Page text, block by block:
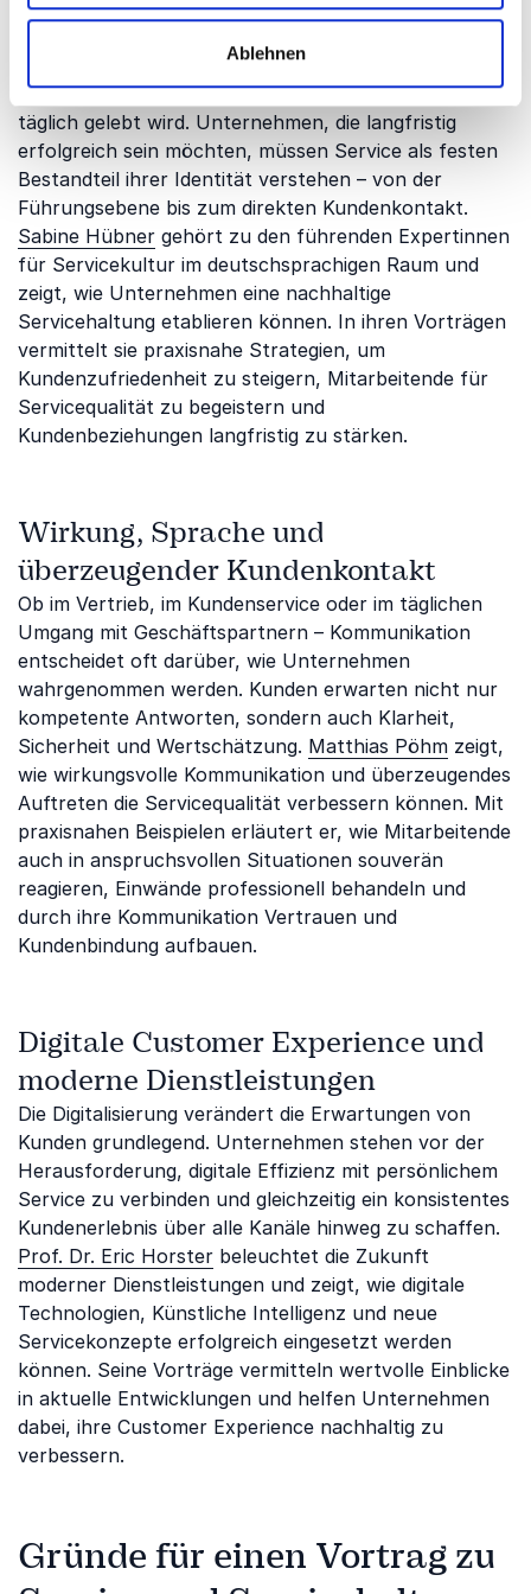
Ablehnen
Maßnahmen, sondern durch eine
Unternehmenskultur, in der Kundenorientierung
täglich gelebt wird. Unternehmen, die langfristig
erfolgreich sein möchten, müssen Service als festen
Bestandteil ihrer Identität verstehen – von der
Führungsebene bis zum direkten Kundenkontakt.
Sabine Hübner gehört zu den führenden Expertinnen
für Servicekultur im deutschsprachigen Raum und
zeigt, wie Unternehmen eine nachhaltige
Servicehaltung etablieren können. In ihren Vorträgen
vermittelt sie praxisnahe Strategien, um
Kundenzufriedenheit zu steigern, Mitarbeitende für
Servicequalität zu begeistern und
Kundenbeziehungen langfristig zu stärken.
Wirkung, Sprache und
überzeugender Kundenkontakt
Ob im Vertrieb, im Kundenservice oder im täglichen
Umgang mit Geschäftspartnern – Kommunikation
entscheidet oft darüber, wie Unternehmen
wahrgenommen werden. Kunden erwarten nicht nur
kompetente Antworten, sondern auch Klarheit,
Sicherheit und Wertschätzung. Matthias Pöhm zeigt,
wie wirkungsvolle Kommunikation und überzeugendes
Auftreten die Servicequalität verbessern können. Mit
praxisnahen Beispielen erläutert er, wie Mitarbeitende
auch in anspruchsvollen Situationen souverän
reagieren, Einwände professionell behandeln und
durch ihre Kommunikation Vertrauen und
Kundenbindung aufbauen.
Digitale Customer Experience und
moderne Dienstleistungen
Die Digitalisierung verändert die Erwartungen von
Kunden grundlegend. Unternehmen stehen vor der
Herausforderung, digitale Effizienz mit persönlichem
Service zu verbinden und gleichzeitig ein konsistentes
Kundenerlebnis über alle Kanäle hinweg zu schaffen.
Prof. Dr. Eric Horster beleuchtet die Zukunft
moderner Dienstleistungen und zeigt, wie digitale
Technologien, Künstliche Intelligenz und neue
Servicekonzepte erfolgreich eingesetzt werden
können. Seine Vorträge vermitteln wertvolle Einblicke
in aktuelle Entwicklungen und helfen Unternehmen
dabei, ihre Customer Experience nachhaltig zu
verbessern.
Gründe für einen Vortrag zu